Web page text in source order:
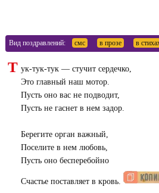
Вид поздравлений: смс в прозе в
Т ук-тук-тук — стучит сердечко,
Это главный наш мотор.
Пусть оно вас не подводит,
Пусть не гаснет в нем задор.
Берегите орган важный,
Поселите в нем любовь,
Пусть оно бесперебойно
Счастье поставляет в кровь.